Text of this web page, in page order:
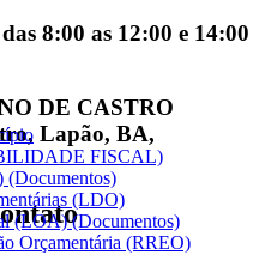
8:00 as 12:00 e 14:00
DE CASTRO
Lapão, BA,
FISCAL)
(Documentos)
(LDO)
(LOA) (Documentos)
Orçamentária (RREO)